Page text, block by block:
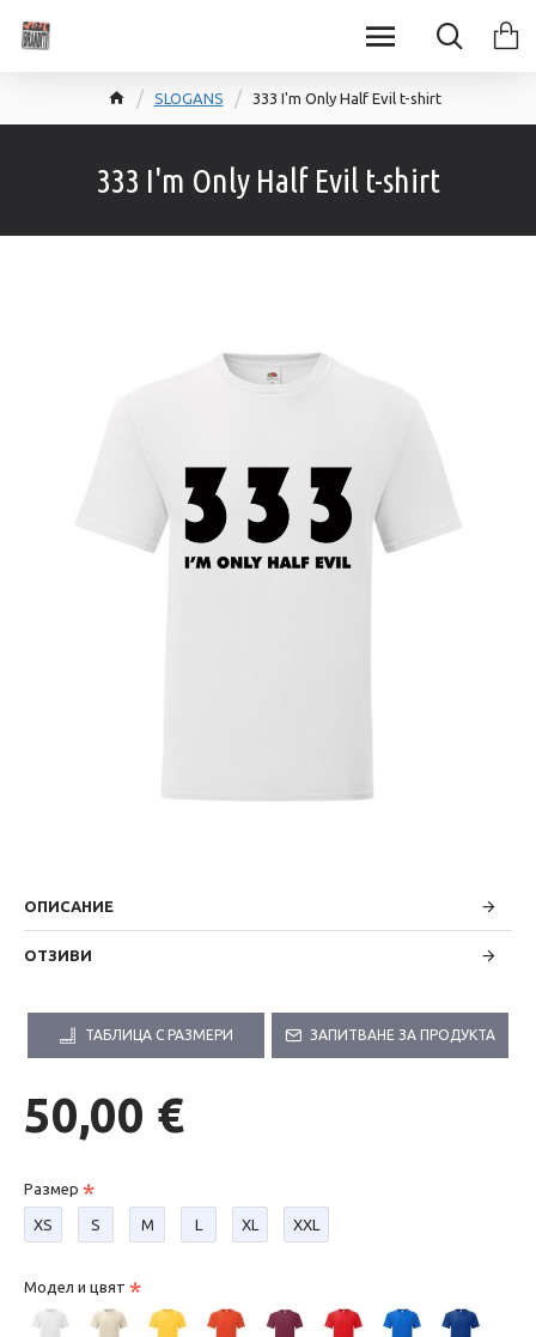
SLOGANS 333 I'm Only Half Evil t-shirt
333 I'm Only Half Evil t-shirt
ОПИСАНИЕ
ОТЗИВИ
ТАБЛИЦА С РАЗМЕРИ ЗАПИТВАНЕ ЗА ПРОДУКТА
50,00 €
Размер
XS S М L XL XXL
Модел и цвят